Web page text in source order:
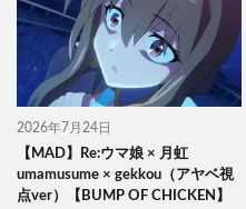
2026年7月24日
【MAD】Re:ウマ娘 × 月虹
umamusume × gekkou（アヤベ視
点ver）【BUMP OF CHICKEN】